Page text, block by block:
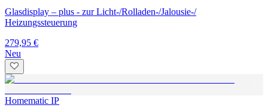
Glasdisplay – plus - zur Licht-/Rolladen-/Jalousie-/
Heizungssteuerung
279,95 €
Neu
Homematic IP